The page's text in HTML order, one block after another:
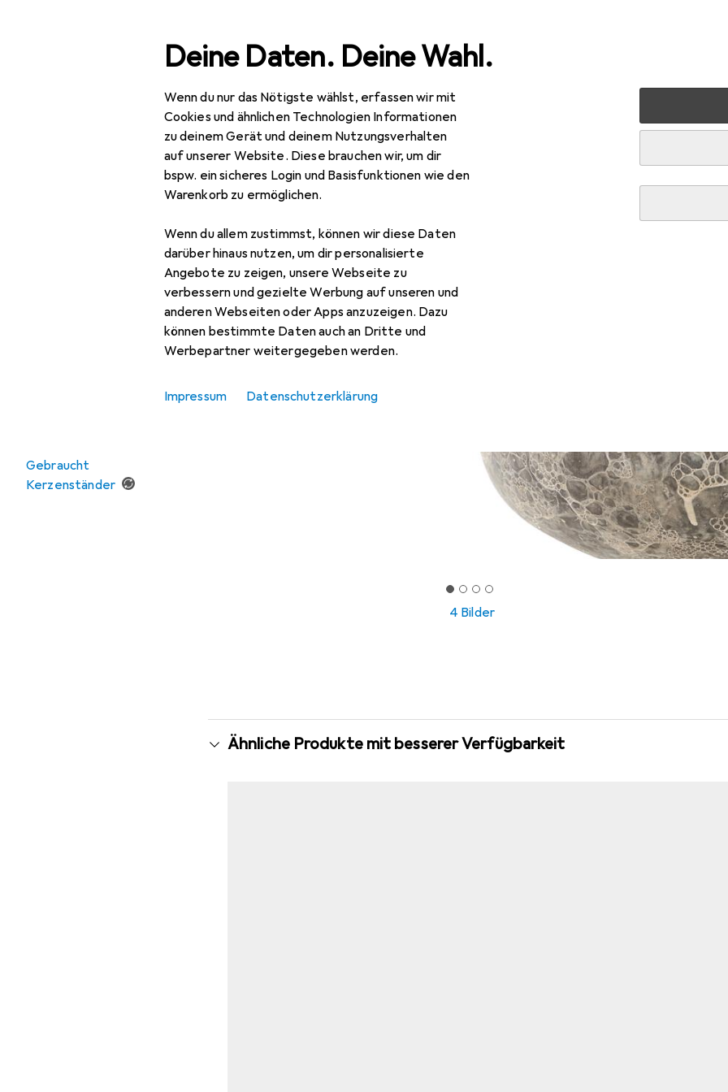
Deine Daten. Deine Wahl.
Wenn du nur das Nötigste wählst, erfassen wir mit
Cookies und ähnlichen Technologien Informationen
zu deinem Gerät und deinem Nutzungsverhalten
auf unserer Website. Diese brauchen wir, um dir
bspw. ein sicheres Login und Basisfunktionen wie den
Warenkorb zu ermöglichen.
Wenn du allem zustimmst, können wir diese Daten
darüber hinaus nutzen, um dir personalisierte
Angebote zu zeigen, unsere Webseite zu
verbessern und gezielte Werbung auf unseren und
anderen Webseiten oder Apps anzuzeigen. Dazu
können bestimmte Daten auch an Dritte und
Werbepartner weitergegeben werden.
Impressum Datenschutzerklärung
Navigation nach Kategorien
Gebraucht
Kerzenständer
Gesamtsortiment Wohnen Geschirr + Bar
4 Bilder
Ähnliche Produkte mit besserer Verfügbarkeit